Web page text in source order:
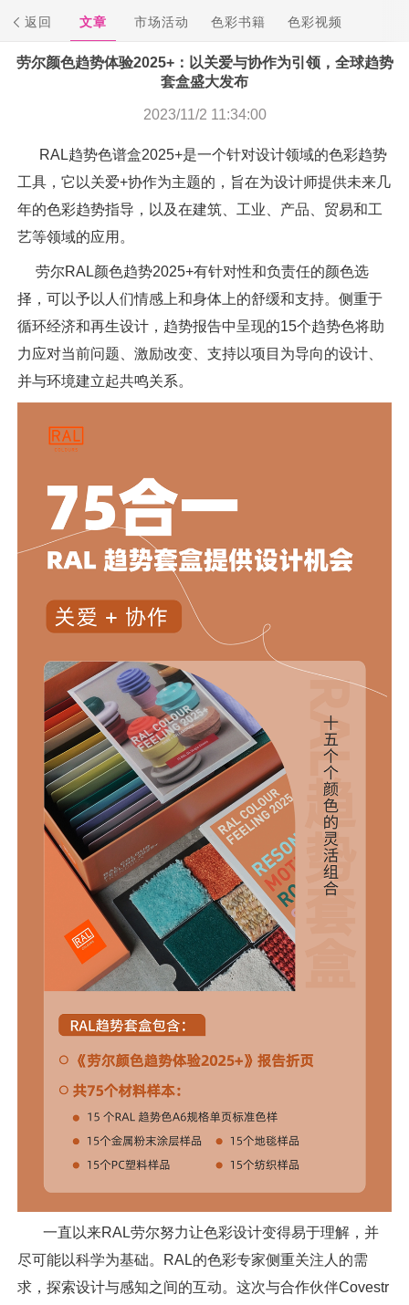
返回 文章 市场活动 色彩书籍 色彩视频
劳尔颜色趋势体验2025+：以关爱与协作为引领，全球趋势
套盒盛大发布
2023/11/2 11:34:00
RAL趋势色谱盒2025+是一个针对设计领域的色彩趋势
工具，它以关爱+协作为主题的，旨在为设计师提供未来几
年的色彩趋势指导，以及在建筑、工业、产品、贸易和工
艺等领域的应用。
劳尔RAL颜色趋势2025+有针对性和负责任的颜色选
择，可以予以人们情感上和身体上的舒缓和支持。侧重于
循环经济和再生设计，趋势报告中呈现的15个趋势色将助
力应对当前问题、激励改变、支持以项目为导向的设计、
并与环境建立起共鸣关系。
一直以来RAL劳尔努力让色彩设计变得易于理解，并
尽可能以科学为基础。RAL的色彩专家侧重关注人的需
求，探索设计与感知之间的互动。这次与合作伙伴Covestr